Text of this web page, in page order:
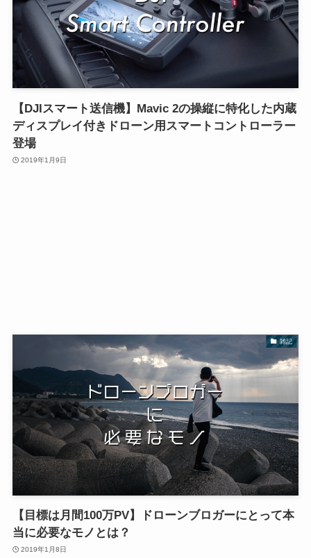
【DJIスマート送信機】Mavic 2の操縦に特化した内蔵
ディスプレイ付きドローン用スマートコントローラー
登場
2019年1月9日
雑記
【目標は月間100万PV】ドローンブロガーにとって本
当に必要なモノとは？
2019年1月8日